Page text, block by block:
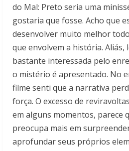
do Mal: Preto seria uma
gostaria que fosse. Acho que
desenvolver muito melhor
que envolvem a história. Aliás,
bastante interessada pelo
o mistério é apresentado. No
filme senti que a narrativa
força. O excesso de
em alguns momentos, parece
preocupa mais em
aprofundar seus próprios